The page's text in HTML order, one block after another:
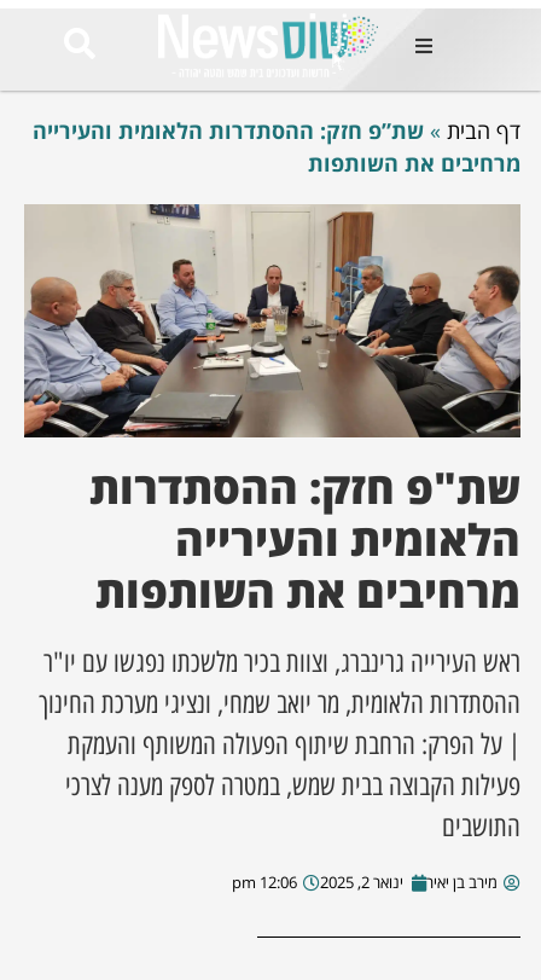
החמות
בימים
באזור
odio
mauris, wisi
tortor
feugiat
ultricies
Congue
luctus, quam
מסע מלחמה
השבוע
מקומית
דף הבית » שת”פ חזק: ההסתדרות הלאומית והעירייה
מרחיבים את השותפות
שת"פ חזק: ההסתדרות
הלאומית והעירייה
מרחיבים את השותפות
ראש העירייה גרינברג, וצוות בכיר מלשכתו נפגשו עם יו"ר
ההסתדרות הלאומית, מר יואב שמחי, ונציגי מערכת החינוך
| על הפרק: הרחבת שיתוף הפעולה המשותף והעמקת
פעילות הקבוצה בבית שמש, במטרה לספק מענה לצרכי
התושבים
מירב בן יאיר ינואר 2, 2025 12:06 pm